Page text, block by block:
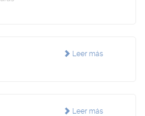
Leer más
Leer más